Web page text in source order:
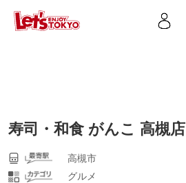
寿司・和食 がんこ 高槻店
高槻市
グルメ